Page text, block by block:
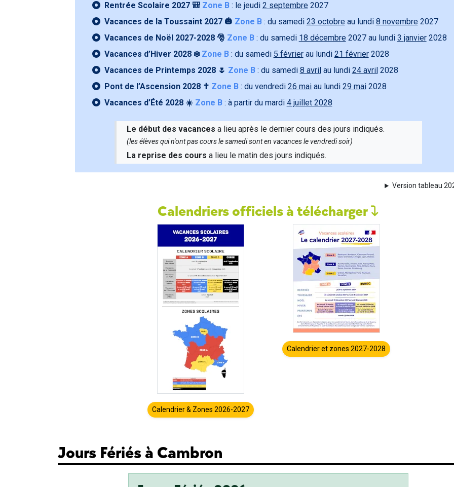
Rentrée Scolaire 2027 🎒 Zone B: le jeudi 2 septembre 2027
Vacances de la Toussaint 2027 🎃 Zone B: du samedi 23 octobre au lundi 8 novembre 2027
Vacances de Noël 2027-2028 🎅 Zone B: du samedi 18 décembre 2027 au lundi 3 janvier2028
Vacances d’Hiver 2028 ❄️ Zone B: du samedi 5 févrierau lundi 21 février2028
Vacances de Printemps 2028 🌷 Zone B: du samedi 8 avril au lundi 24 avril 2028
Pont de l’Ascension 2028 ✝️ Zone B: du vendredi 26 maiau lundi 29 mai2028
Vacances d’Été 2028 ☀️ Zone B: à partir du mardi 4 juillet 2028
Le début des vacances a lieu après le dernier cours des jours indiqués.
(les élèves qui n'ont pas cours le samedi sont en vacances le vendredi soir)
La reprise des cours a lieu le matin des jours indiqués.
Version tableau
Calendriers officiels à télécharger
Calendrier & Zones 2026-2027
Calendrier et zones 2027-2028
Jours Fériés à Cambron